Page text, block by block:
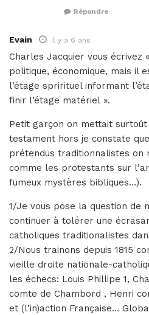
Répondre
Evain il y a 6 ans
Charles Jacquier vous écrivez
politique, économique, mais il
l’étage sprirituel informant
finir l’étage matériel ».
Petit garçon on mettait surtoût
testament hors je constate
prétendus traditionnalistes on
comme les protestants sur
fumeux mystères bibliques…).
1/Je vous pose la question de
continuer à tolérer une
catholiques traditionalistes
2/Nous trainons depuis 1815
vieille droite nationale-
les échecs: Louis Phillipe 1,
comte de Chambord , Henri
et (l’in)action Française…